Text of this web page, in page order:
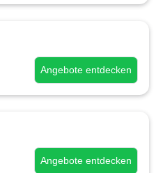
Angebote entdecken
Angebote entdecken